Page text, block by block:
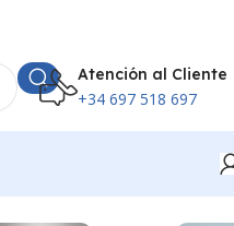
Atención al Cliente
+34 697 518 697